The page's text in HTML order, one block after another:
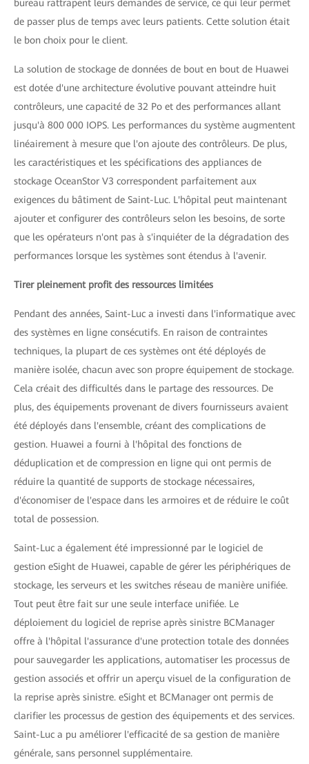
bureau rattrapent leurs demandes de service, ce qui leur permet
de passer plus de temps avec leurs patients. Cette solution était
le bon choix pour le client.
La solution de stockage de données de bout en bout de Huawei
est dotée d'une architecture évolutive pouvant atteindre huit
contrôleurs, une capacité de 32 Po et des performances allant
jusqu'à 800 000 IOPS. Les performances du système augmentent
linéairement à mesure que l'on ajoute des contrôleurs. De plus,
les caractéristiques et les spécifications des appliances de
stockage OceanStor V3 correspondent parfaitement aux
exigences du bâtiment de Saint-Luc. L'hôpital peut maintenant
ajouter et configurer des contrôleurs selon les besoins, de sorte
que les opérateurs n'ont pas à s'inquiéter de la dégradation des
performances lorsque les systèmes sont étendus à l'avenir.
Tirer pleinement profit des ressources limitées
Pendant des années, Saint-Luc a investi dans l'informatique avec
des systèmes en ligne consécutifs. En raison de contraintes
techniques, la plupart de ces systèmes ont été déployés de
manière isolée, chacun avec son propre équipement de stockage.
Cela créait des difficultés dans le partage des ressources. De
plus, des équipements provenant de divers fournisseurs avaient
été déployés dans l'ensemble, créant des complications de
gestion. Huawei a fourni à l'hôpital des fonctions de
déduplication et de compression en ligne qui ont permis de
réduire la quantité de supports de stockage nécessaires,
d'économiser de l'espace dans les armoires et de réduire le coût
total de possession.
Saint-Luc a également été impressionné par le logiciel de
gestion eSight de Huawei, capable de gérer les périphériques de
stockage, les serveurs et les switches réseau de manière unifiée.
Tout peut être fait sur une seule interface unifiée. Le
déploiement du logiciel de reprise après sinistre BCManager
offre à l'hôpital l'assurance d'une protection totale des données
pour sauvegarder les applications, automatiser les processus de
gestion associés et offrir un aperçu visuel de la configuration de
la reprise après sinistre. eSight et BCManager ont permis de
clarifier les processus de gestion des équipements et des services.
Saint-Luc a pu améliorer l'efficacité de sa gestion de manière
générale, sans personnel supplémentaire.